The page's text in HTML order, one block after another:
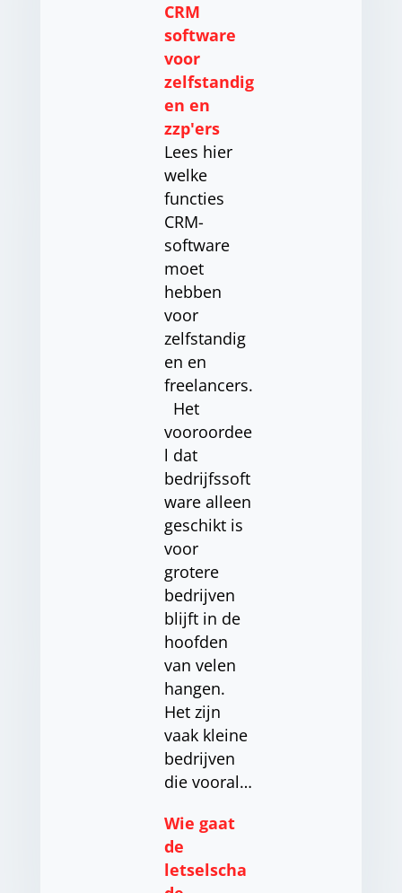
CRM
software
voor
zelfstandig
en en
zzp'ers
Lees hier
welke
functies
CRM-
software
moet
hebben
voor
zelfstandig
en en
freelancers.
Het
vooroordee
l dat
bedrijfssoft
ware alleen
geschikt is
voor
grotere
bedrijven
blijft in de
hoofden
van velen
hangen.
Het zijn
vaak kleine
bedrijven
die vooral…
Wie gaat
de
letselscha